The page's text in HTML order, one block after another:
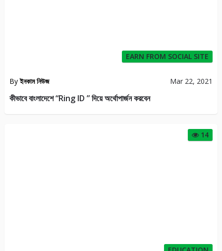
EARN FROM SOCIAL SITE
Byইনকাম নিউজ Mar 22, 2021
কীভাবে বাংলাদেশে “Ring ID ” দিয়ে অর্থোপার্জন করবেন
14